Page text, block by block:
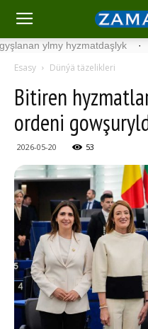
ylmy hyzmatdaşlyk ·
Esasy Dünýä täzelikleri
Bitiren
ordeni
2026-05-20 53